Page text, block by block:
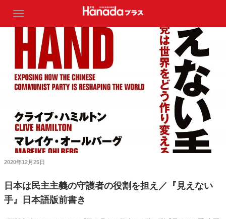
2020年12月25日
日本は民主主義の守護者の役割を担え／『見えない
手』日本語版前書き